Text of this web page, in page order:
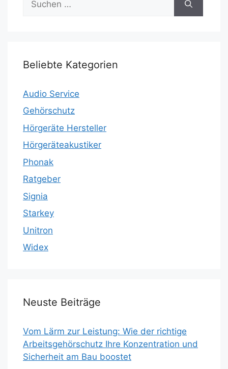
nach:
Beliebte Kategorien
Audio Service
Gehörschutz
Hörgeräte Hersteller
Hörgeräteakustiker
Phonak
Ratgeber
Signia
Starkey
Unitron
Widex
Neuste Beiträge
Vom Lärm zur Leistung: Wie der richtige
Arbeitsgehörschutz Ihre Konzentration und
Sicherheit am Bau boostet